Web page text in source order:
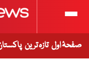
صفحۂ اول تازہ ترین